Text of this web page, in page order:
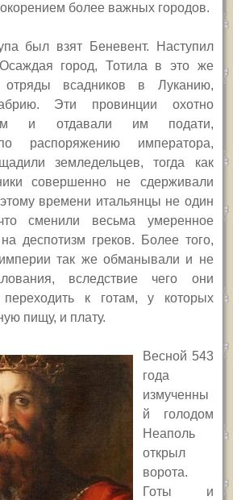
более важных городов.
был взят Беневент. Наступил
город, Тотила в это же
всадников в Луканию,
Эти провинции охотно
и отдавали им подати,
распоряжению императора,
земледельцев, тогда как
совершенно не сдерживали
времени итальянцы не один
сменили весьма умеренное
деспотизм греков. Более того,
так же обманывали и не
вследствие чего они
к готам, у которых
пищу, и плату.
Весной 543
года
измученны
й голодом
Неаполь
открыл
ворота.
Готы и